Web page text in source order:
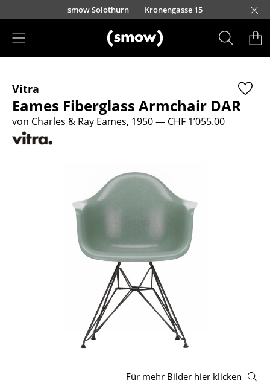
Direkt zum Inhaltsmow Solothurn Kronengasse 15
Sitzmöbel
Esszimmerstühle
Sofas
Freischwinger
Bänke & Liegen
Vitra
Eames Fiberglass Armchair DAR
von Charles & Ray Eames, 1950— CHF 1’055.00
Für mehr Bilder hier klicken